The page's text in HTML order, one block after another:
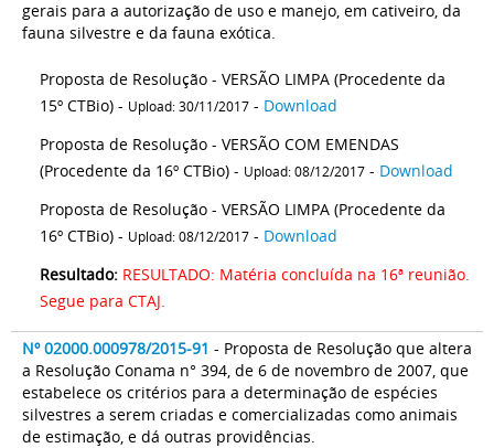
gerais para a autorização de uso e manejo, em cativeiro, da
fauna silvestre e da fauna exótica.
Proposta de Resolução - VERSÃO LIMPA (Procedente da
15º CTBio) - Upload: 30/11/2017 - Download
Proposta de Resolução - VERSÃO COM EMENDAS
(Procedente da 16º CTBio) - Upload: 08/12/2017 - Download
Proposta de Resolução - VERSÃO LIMPA (Procedente da
16º CTBio) - Upload: 08/12/2017 - Download
Resultado: RESULTADO: Matéria concluída na 16ª reunião.
Segue para CTAJ.
Nº 02000.000978/2015-91 - Proposta de Resolução que altera
a Resolução Conama n° 394, de 6 de novembro de 2007, que
estabelece os critérios para a determinação de espécies
silvestres a serem criadas e comercializadas como animais
de estimação, e dá outras providências.